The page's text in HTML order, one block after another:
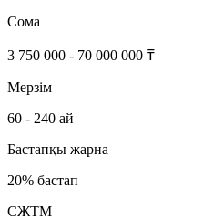
Сома
3 750 000 - 70 000 000 ₸
Мерзім
60 - 240 ай
Бастапқы жарна
20% бастап
СЖТМ